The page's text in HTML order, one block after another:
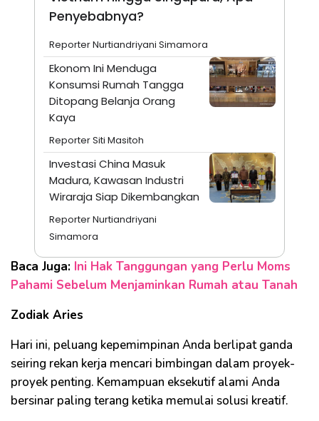
Penyebabnya?
Reporter Nurtiandriyani Simamora
Ekonom Ini Menduga
Konsumsi Rumah Tangga
Ditopang Belanja Orang
Kaya
Reporter Siti Masitoh
Investasi China Masuk
Madura, Kawasan Industri
Wiraraja Siap Dikembangkan
Reporter Nurtiandriyani
Simamora
Baca Juga: Ini Hak Tanggungan yang Perlu Moms
Pahami Sebelum Menjaminkan Rumah atau Tanah
Zodiak Aries
Hari ini, peluang kepemimpinan Anda berlipat ganda
seiring rekan kerja mencari bimbingan dalam proyek-
proyek penting. Kemampuan eksekutif alami Anda
bersinar paling terang ketika memulai solusi kreatif.